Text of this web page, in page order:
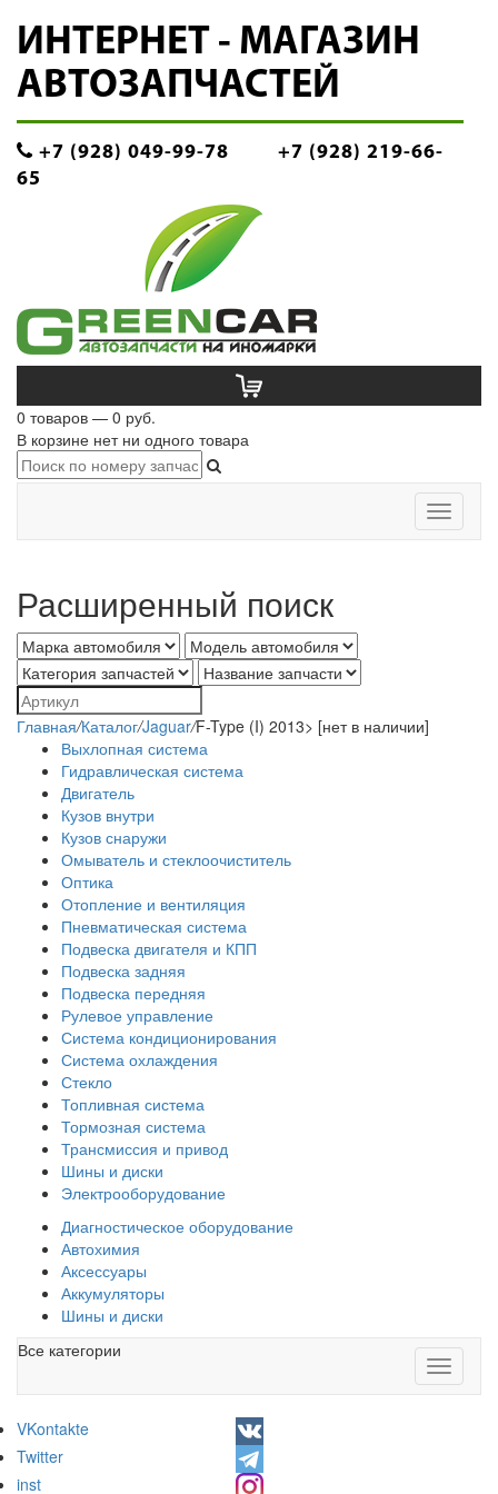
ИНТЕРНЕТ - МАГАЗИН
АВТОЗАПЧАСТЕЙ
+7 (928) 049-99-78
+7 (928) 219-66-
65
0 товаров — 0 руб.
В корзине нет ни одного товара
Toggle
Расширенный поиск
Главная/Каталог/Jaguar/F-Type (I) 2013> [нет в наличии]
Выхлопная система
Гидравлическая система
Двигатель
Кузов внутри
Кузов снаружи
Омыватель и стеклоочиститель
Оптика
Отопление и вентиляция
Пневматическая система
Подвеска двигателя и КПП
Подвеска задняя
Подвеска передняя
Рулевое управление
Система кондиционирования
Система охлаждения
Стекло
Топливная система
Тормозная система
Трансмиссия и привод
Шины и диски
Электрооборудование
Диагностическое оборудование
Автохимия
Аксессуары
Аккумуляторы
Шины и диски
Toggle
Все категории
VKontakte
Twitter
inst